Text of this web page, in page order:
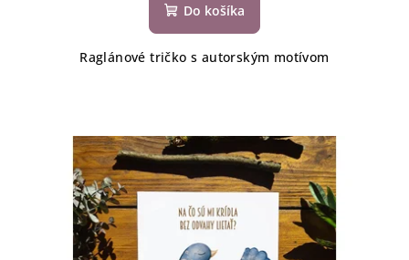
Do košíka
Raglánové tričko s autorským motívom